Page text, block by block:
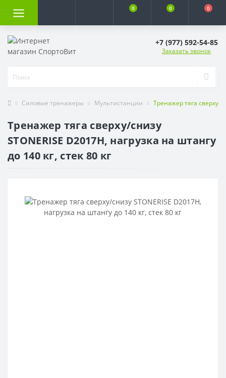
0 0 0
+7 (977) 592-54-85
Заказать звонок
Силовые тренажеры Мультистанции Тренажер тяга сверху/
Тренажер тяга сверху/снизу
STONERISE D2017H, нагрузка на штангу
до 140 кг, стек 80 кг